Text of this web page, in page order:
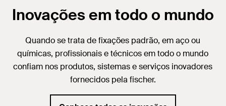
Inovações em todo o mundo
Quando se trata de fixações padrão, em aço ou
químicas, profissionais e técnicos em todo o mundo
confiam nos produtos, sistemas e serviços inovadores
fornecidos pela fischer.